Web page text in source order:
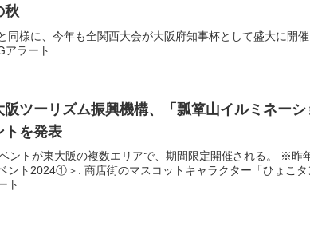
秋
同様に、今年も全関西大会が大阪府知事杯として盛大に開
アラート
阪ツーリズム振興機構、「瓢箪山イルミネー
ト を発表
ントが東大阪の複数エリアで、期間限定開催される。 ※昨
ント2024①＞. 商店街のマスコットキャラクター「ひょこ
ト